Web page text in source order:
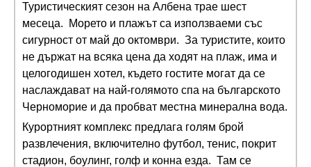
Туристическият сезон на Албена трае шест
месеца. Морето и плажът са използваеми със
сигурност от май до октомври. За туристите, които
не държат на всяка цена да ходят на плаж, има и
целогодишен хотел, където гостите могат да се
наслаждават на най-голямото спа на българското
Черноморие и да пробват местна минерална вода.
Курортният комплекс предлага голям брой
развлечения, включително футбол, тенис, покрит
стадион, боулинг, голф и конна езда. Там се